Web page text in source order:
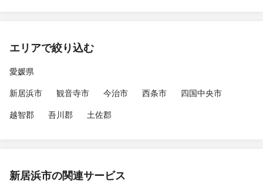
エリアで絞り込む
愛媛県
新居浜市
観音寺市 今治市 西条市
四国中央市
越智郡
吾川郡 土佐郡
新居浜市の関連サービス